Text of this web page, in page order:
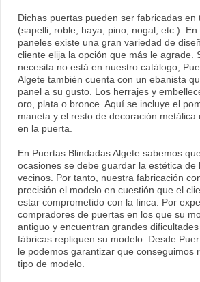
Dichas puertas pueden ser fabricadas
(sapelli, roble, haya, pino, nogal, etc.).
paneles existe una gran variedad de
cliente elija la opción que más le agrade.
necesita no está en nuestro catálogo,
Algete también cuenta con un ebanista
panel a su gusto. Los herrajes y
oro, plata o bronce. Aquí se incluye el
maneta y el resto de decoración metálica
en la puerta.
En Puertas Blindadas Algete sabemos
ocasiones se debe guardar la estética de
vecinos. Por tanto, nuestra fabricación
precisión el modelo en cuestión que el
estar comprometido con la finca. Por
compradores de puertas en los que su
antiguo y encuentran grandes
fábricas repliquen su modelo. Desde
le podemos garantizar que conseguimos
tipo de modelo.